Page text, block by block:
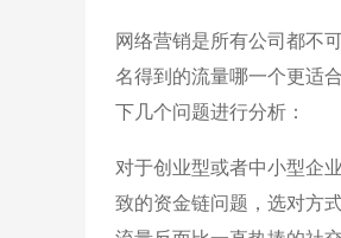
网络营销是所有公司都不
名得到的流量哪一个更适
下几个问题进行分析：
对于创业型或者中小型企
致的资金链问题，选对方